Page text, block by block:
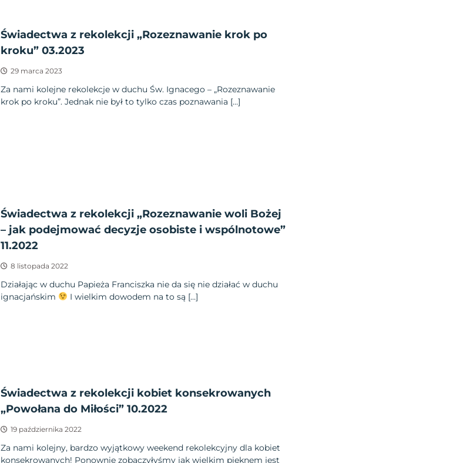
Świadectwa z rekolekcji „Rozeznawanie krok po
kroku” 03.2023
29 marca 2023
Za nami kolejne rekolekcje w duchu Św. Ignacego – „Rozeznawanie
krok po kroku”. Jednak nie był to tylko czas poznawania […]
Świadectwa z rekolekcji „Rozeznawanie woli Bożej
– jak podejmować decyzje osobiste i wspólnotowe”
11.2022
8 listopada 2022
Działając w duchu Papieża Franciszka nie da się nie działać w duchu
ignacjańskim
I wielkim dowodem na to są […]
Świadectwa z rekolekcji kobiet konsekrowanych
„Powołana do Miłości” 10.2022
19 października 2022
Za nami kolejny, bardzo wyjątkowy weekend rekolekcyjny dla kobiet
konsekrowanych! Ponownie zobaczyłyśmy jak wielkim pięknem jest